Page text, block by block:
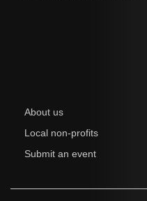
About us
Local non-profits
Submit an event